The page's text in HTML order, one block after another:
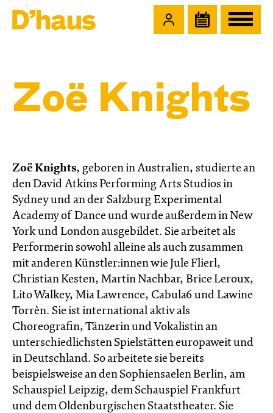
Zoë Knights
Zoë Knights, geboren in Australien, studierte an
den David Atkins Performing Arts Studios in
Sydney und an der Salzburg Experimental
Academy of Dance und wurde außerdem in New
York und London ausgebildet. Sie arbeitet als
Performerin sowohl alleine als auch zusammen
mit anderen Künstler:innen wie Jule Flierl,
Christian Kesten, Martin Nachbar, Brice Leroux,
Lito Walkey, Mia Lawrence, Cabula6 und Lawine
Torrèn. Sie ist international aktiv als
Choreografin, Tänzerin und Vokalistin an
unterschiedlichsten Spielstätten europaweit und
in Deutschland. So arbeitete sie bereits
beispielsweise an den Sophiensaelen Berlin, am
Schauspiel Leipzig, dem Schauspiel Frankfurt
und dem Oldenburgischen Staatstheater. Sie